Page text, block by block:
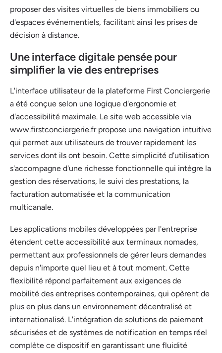
proposer des visites virtuelles de biens immobiliers ou
d'espaces événementiels, facilitant ainsi les prises de
décision à distance.
Une interface digitale pensée pour
simplifier la vie des entreprises
L'interface utilisateur de la plateforme First Conciergerie
a été conçue selon une logique d'ergonomie et
d'accessibilité maximale. Le site web accessible via
www.firstconciergerie.fr propose une navigation intuitive
qui permet aux utilisateurs de trouver rapidement les
services dont ils ont besoin. Cette simplicité d'utilisation
s'accompagne d'une richesse fonctionnelle qui intègre la
gestion des réservations, le suivi des prestations, la
facturation automatisée et la communication
multicanale.
Les applications mobiles développées par l'entreprise
étendent cette accessibilité aux terminaux nomades,
permettant aux professionnels de gérer leurs demandes
depuis n'importe quel lieu et à tout moment. Cette
flexibilité répond parfaitement aux exigences de
mobilité des entreprises contemporaines, qui opèrent de
plus en plus dans un environnement décentralisé et
internationalisé. L'intégration de solutions de paiement
sécurisées et de systèmes de notification en temps réel
complète ce dispositif en garantissant une fluidité